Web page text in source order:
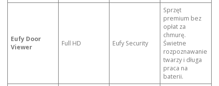
Eufy Door
Viewer
Full HD Eufy Security
Sprzęt
premium bez
opłat za
chmurę.
Świetne
rozpoznawanie
twarzy i długa
praca na
baterii.